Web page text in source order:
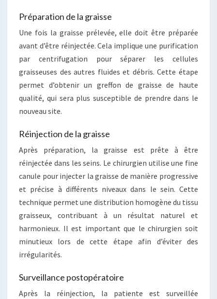
Préparation de la graisse
Une fois la graisse prélevée, elle doit être préparée
avant d’être réinjectée. Cela implique une purification
par centrifugation pour séparer les cellules
graisseuses des autres fluides et débris. Cette étape
permet d’obtenir un greffon de graisse de haute
qualité, qui sera plus susceptible de prendre dans le
nouveau site.
Réinjection de la graisse
Après préparation, la graisse est prête à être
réinjectée dans les seins. Le chirurgien utilise une fine
canule pour injecter la graisse de manière progressive
et précise à différents niveaux dans le sein. Cette
technique permet une distribution homogène du tissu
graisseux, contribuant à un résultat naturel et
harmonieux. Il est important que le chirurgien soit
minutieux lors de cette étape afin d’éviter des
irrégularités.
Surveillance postopératoire
Après la réinjection, la patiente est surveillée